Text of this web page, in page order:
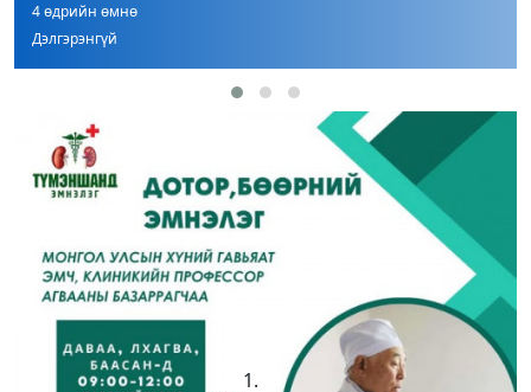
4 өдрийн өмнө
Дэлгэрэнгүй